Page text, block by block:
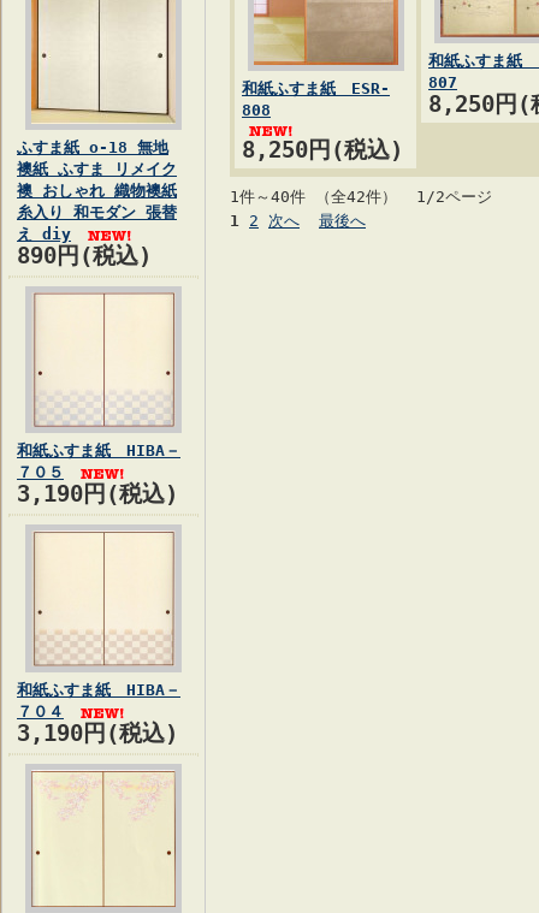
ふすま紙 o-18 無地
襖紙 ふすま リメイク
襖 おしゃれ 織物襖紙
糸入り 和モダン 張替
え diy
890円(税込)
和紙ふすま紙 HIBA－
７０５
3,190円(税込)
和紙ふすま紙 HIBA－
７０４
3,190円(税込)
和紙ふすま紙 ESR-
808
8,250円(税込)
和紙ふすま紙
807
8,250円(
1件～40件 （全42件） 1/2ページ
1 2 次へ 最後へ